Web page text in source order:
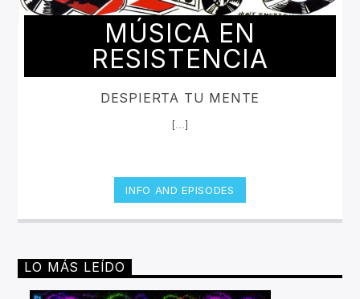
MÚSICA EN
RESISTENCIA
DESPIERTA TU MENTE
[...]
INFO AND EPISODES
LO MÁS LEÍDO